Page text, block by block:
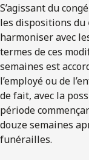
S’agissant du
les dispositions du
harmoniser avec
termes de ces
semaines est
l’employé ou de
de fait, avec la
période
douze semaines
funérailles.